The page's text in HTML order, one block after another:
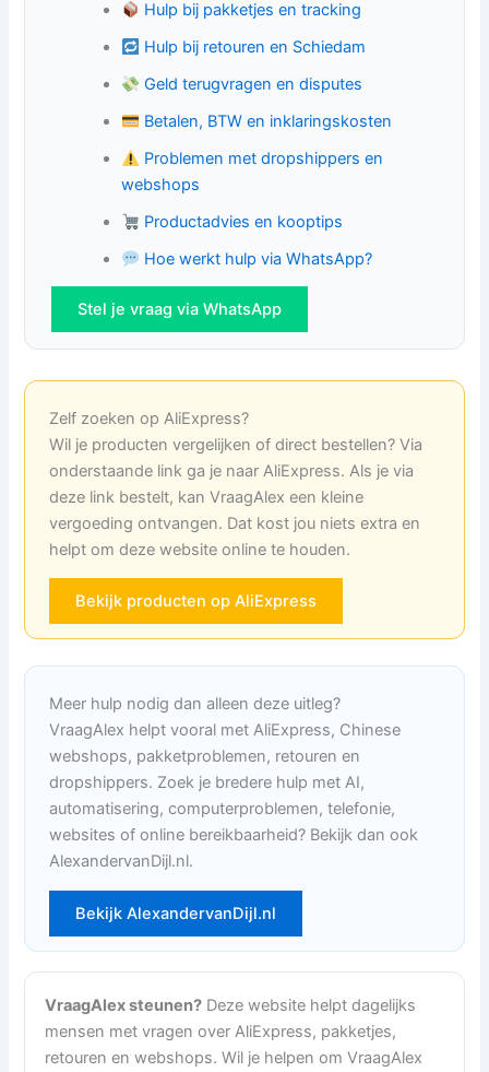
Hulp bij pakketjes en tracking
Hulp bij retouren en Schiedam
Geld terugvragen en disputes
Betalen, BTW en inklaringskosten
Problemen met dropshippers en
webshops
Productadvies en kooptips
Hoe werkt hulp via WhatsApp?
Stel je vraag via WhatsApp
Zelf zoeken op AliExpress?
Wil je producten vergelijken of direct bestellen? Via
onderstaande link ga je naar AliExpress. Als je via
deze link bestelt, kan VraagAlex een kleine
vergoeding ontvangen. Dat kost jou niets extra en
helpt om deze website online te houden.
Bekijk producten op AliExpress
Meer hulp nodig dan alleen deze uitleg?
VraagAlex helpt vooral met AliExpress, Chinese
webshops, pakketproblemen, retouren en
dropshippers. Zoek je bredere hulp met AI,
automatisering, computerproblemen, telefonie,
websites of online bereikbaarheid? Bekijk dan ook
AlexandervanDijl.nl.
Bekijk AlexandervanDijl.nl
VraagAlex steunen? Deze website helpt dagelijks
mensen met vragen over AliExpress, pakketjes,
retouren en webshops. Wil je helpen om VraagAlex